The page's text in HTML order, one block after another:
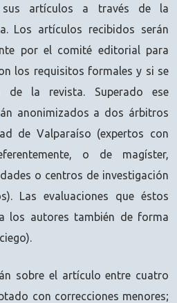
sus artículos a través de la
Los artículos recibidos serán
por el comité editorial para
los requisitos formales y si se
la revista. Superado ese
anonimizados a dos árbitros
de Valparaíso (expertos con
o de magíster,
o centros de investigación
Las evaluaciones que éstos
los autores también de forma
sobre el artículo entre cuatro
con correcciones menores;